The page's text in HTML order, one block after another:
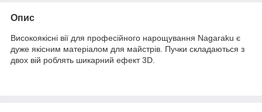
Опис
Високоякісні вії для професійного нарощування Nagaraku є
дуже якісним матеріалом для майстрів. Пучки складаються з
двох вій роблять шикарний ефект 3D.